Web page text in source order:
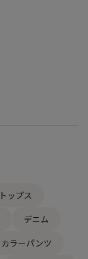
トップス
デニム
カラーパンツ